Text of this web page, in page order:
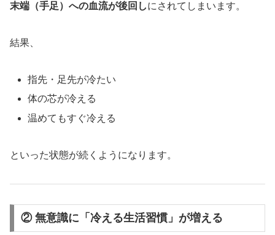
末端（手足）への血流が後回しにされてしまいます。
結果、
指先・足先が冷たい
体の芯が冷える
温めてもすぐ冷える
といった状態が続くようになります。
② 無意識に「冷える生活習慣」が増える